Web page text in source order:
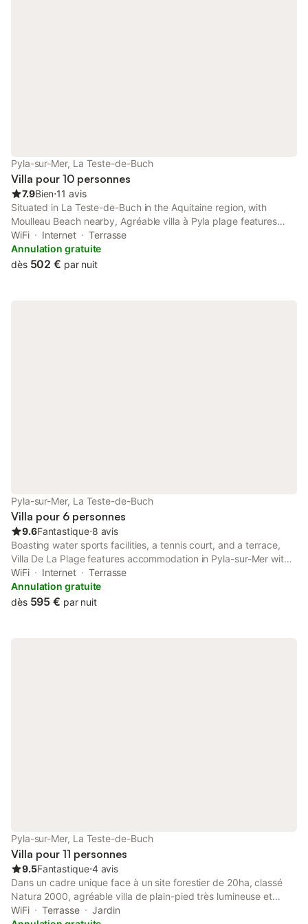
Pyla-sur-Mer, La Teste-de-Buch
Villa pour 10 personnes
7.9Bien⋅11 avis
Situated in La Teste-de-Buch in the Aquitaine region, with
Moulleau Beach nearby, Agréable villa à Pyla plage features
accommodation with free WiFi and free private parking. Set 12
km from La Coccinelle, the property provides a garden.
WiFi Internet
Terrasse
Annulation gratuite
dès 502 € par nuit
Pyla-sur-Mer, La Teste-de-Buch
Villa pour 6 personnes
9.6Fantastique⋅8 avis
Boasting water sports facilities, a tennis court, and a terrace,
Villa De La Plage features accommodation in Pyla-sur-Mer with
free WiFi and sea views. A fitness room is available for guests.
WiFi Internet
Terrasse
Annulation gratuite
dès 595 € par nuit
Pyla-sur-Mer, La Teste-de-Buch
Villa pour 11 personnes
9.5Fantastique⋅4 avis
Dans un cadre unique face à un site forestier de 20ha, classé
Natura 2000, agréable villa de plain-pied très lumineuse et
ensoleillée de 160 m2 noyée dans la verdure sur un terrain de
WiFi Terrasse
Jardin